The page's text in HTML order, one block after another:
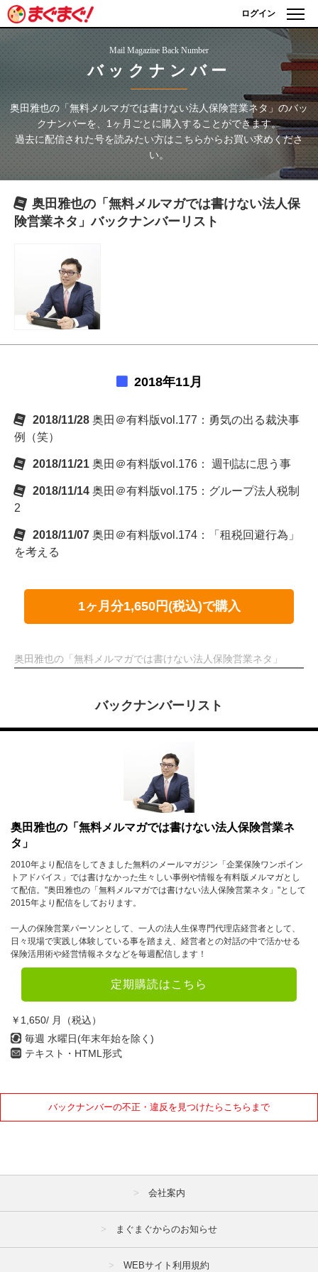
ログイン
Mail Magazine Back Number
バックナンバー
奥田雅也の「無料メルマガでは書けない法人保険営業ネタ」 のバッ
クナンバーを、1ヶ月ごとに購入することができます。
過去に配信された号を読みたい方はこちらからお買い求めくださ
い。
奥田雅也の「無料メルマガでは書けない法人保
険営業ネタ」バックナンバーリスト
2018年11月
2018/11/28 奥田＠有料版vol.177：勇気の出る裁決事
例（笑）
2018/11/21 奥田＠有料版vol.176： 週刊誌に思う事
2018/11/14 奥田＠有料版vol.175：グループ法人税制
2
2018/11/07 奥田＠有料版vol.174：「租税回避行為」
を考える
1ヶ月分1,650円(税込)で購入
奥田雅也の「無料メルマガでは書けない法人保険営業ネタ」
バックナンバーリスト
奥田雅也の「無料メルマガでは書けない法人保険営業ネ
タ」
2010年より配信をしてきました無料のメールマガジン「企業保険ワンポイン
トアドバイス」では書けなかった生々しい事例や情報を有料版メルマガとし
て配信。"奥田雅也の「無料メルマガでは書けない法人保険営業ネタ」"として
2015年より配信をしております。
一人の保険営業パーソンとして、一人の法人生保専門代理店経営者として、
日々現場で実践し体験している事を踏まえ、経営者との対話の中で活かせる
保険活用術や経営情報ネタなどを毎週配信します！
定期購読はこちら
￥1,650/ 月（税込）
毎週 水曜日(年末年始を除く)
テキスト・HTML形式
バックナンバーの不正・違反を見つけたらこちらまで
会社案内
まぐまぐからのお知らせ
WEBサイト利用規約